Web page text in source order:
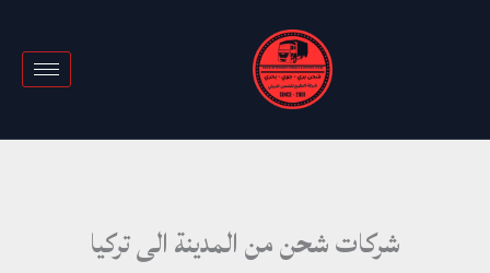
شركات شحن من المدينة الى تركيا